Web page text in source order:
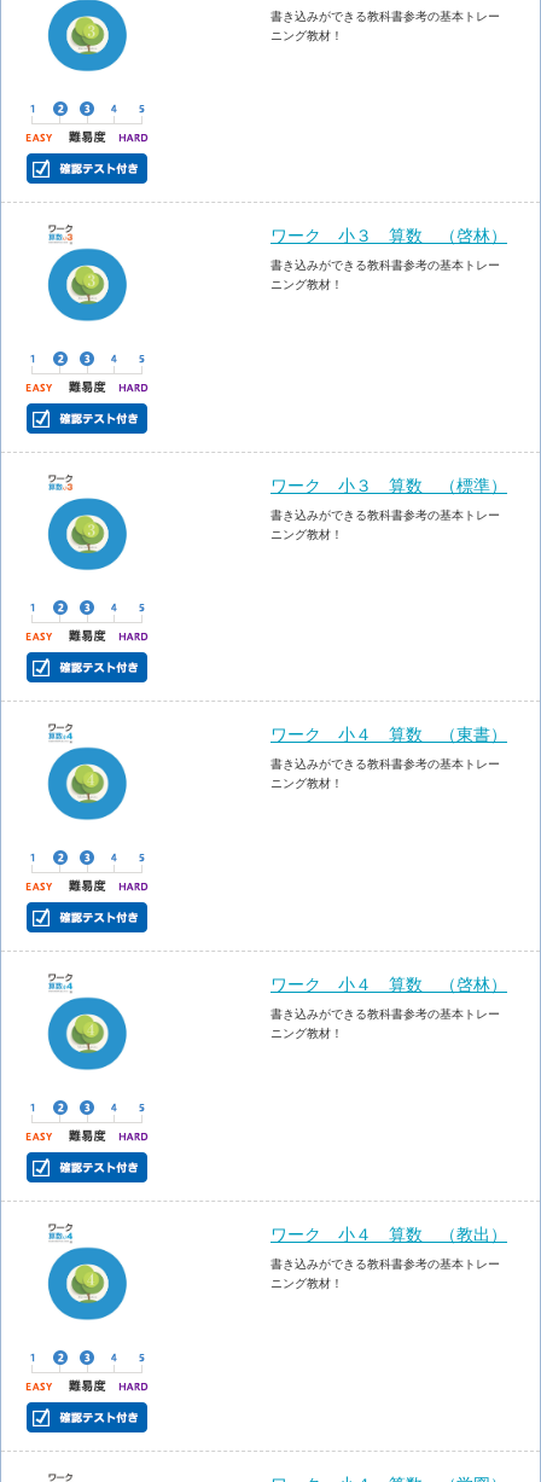
書き込みができる教科書参考の基本トレー
ニング教材！
ワーク 小３ 算数 （啓林）
書き込みができる教科書参考の基本トレー
ニング教材！
ワーク 小３ 算数 （標準）
書き込みができる教科書参考の基本トレー
ニング教材！
ワーク 小４ 算数 （東書）
書き込みができる教科書参考の基本トレー
ニング教材！
ワーク 小４ 算数 （啓林）
書き込みができる教科書参考の基本トレー
ニング教材！
ワーク 小４ 算数 （教出）
書き込みができる教科書参考の基本トレー
ニング教材！